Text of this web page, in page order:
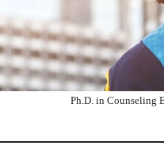
Ph.D. in Counseling